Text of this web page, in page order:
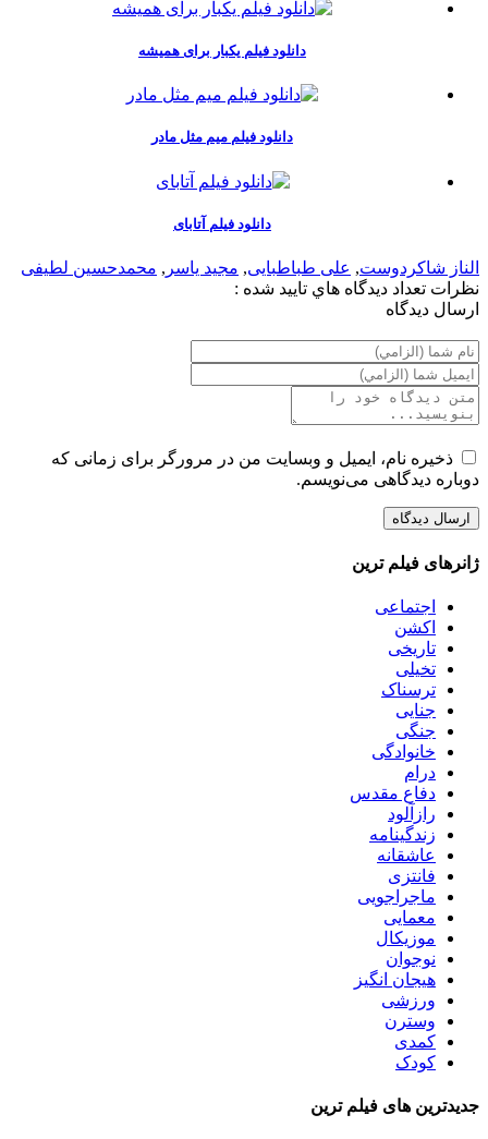
دانلود فیلم یکبار برای همیشه
دانلود فیلم میم مثل مادر
دانلود فیلم آتابای
الناز شاکردوست, علی طباطبایی, مجید یاسر , محمدحسین لطیفی
نظرات تعداد ديدگاه هاي تاييد شده :
ارسال ديدگاه
ذخیره نام، ایمیل و وبسایت من در مرورگر برای زمانی که
دوباره دیدگاهی می‌نویسم.
ژانرهای فیلم ترین
اجتماعی
اکشن
تاریخی
تخیلی
ترسناک
جنایی
جنگی
خانوادگی
درام
دفاع مقدس
رازآلود
زندگینامه
عاشقانه
فانتزی
ماجراجویی
معمایی
موزیکال
نوجوان
هیجان انگیز
ورزشی
وسترن
کمدی
کودک
جدیدترین های فیلم ترین